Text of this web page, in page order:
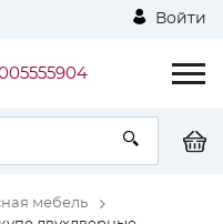
Войти
мебель